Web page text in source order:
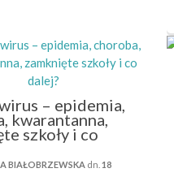
– epidemia,
kwarantanna,
szkoły i co
BIAŁOBRZEWSKA dn.18